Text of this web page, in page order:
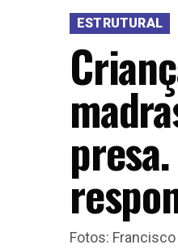
ESTRUTURAL
Fotos: